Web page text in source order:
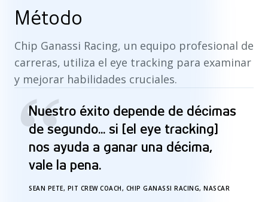
Método
Chip Ganassi Racing, un equipo profesional de
carreras, utiliza el eye tracking para examinar
y mejorar habilidades cruciales.
“
Nuestro éxito depende de décimas
de segundo... si [el eye tracking]
nos ayuda a ganar una décima,
vale la pena.
SEAN PETE, PIT CREW COACH, CHIP GANASSI RACING, NASCAR